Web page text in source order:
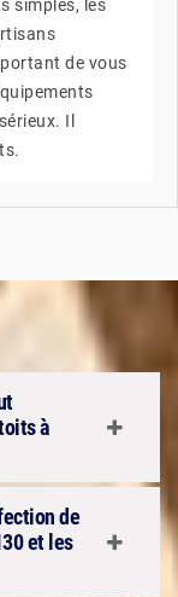
simples, les
de vous
Il
à
de
et les